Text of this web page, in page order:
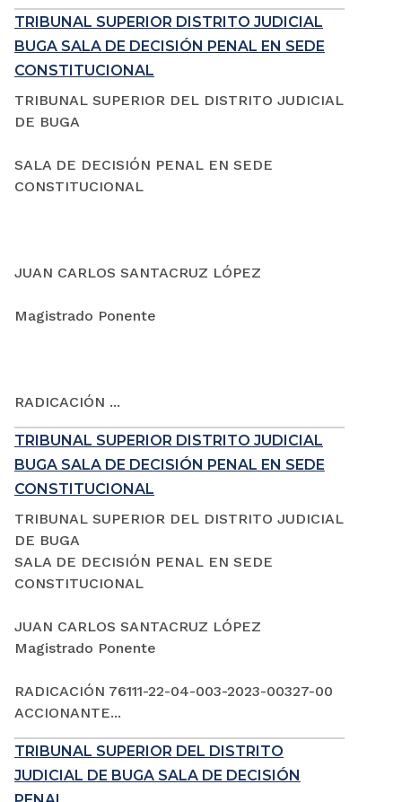
TRIBUNAL SUPERIOR DISTRITO JUDICIAL
BUGA SALA DE DECISIÓN PENAL EN SEDE
CONSTITUCIONAL
TRIBUNAL SUPERIOR DEL DISTRITO JUDICIAL
DE BUGA
SALA DE DECISIÓN PENAL EN SEDE
CONSTITUCIONAL
JUAN CARLOS SANTACRUZ LÓPEZ
Magistrado Ponente
RADICACIÓN ...
TRIBUNAL SUPERIOR DISTRITO JUDICIAL
BUGA SALA DE DECISIÓN PENAL EN SEDE
CONSTITUCIONAL
TRIBUNAL SUPERIOR DEL DISTRITO JUDICIAL
DE BUGA
SALA DE DECISIÓN PENAL EN SEDE
CONSTITUCIONAL
JUAN CARLOS SANTACRUZ LÓPEZ
Magistrado Ponente
RADICACIÓN 76111-22-04-003-2023-00327-00
ACCIONANTE...
TRIBUNAL SUPERIOR DEL DISTRITO
JUDICIAL DE BUGA SALA DE DECISIÓN